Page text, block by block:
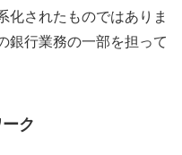
化されたものではありま
銀行業務の一部を担って
ク